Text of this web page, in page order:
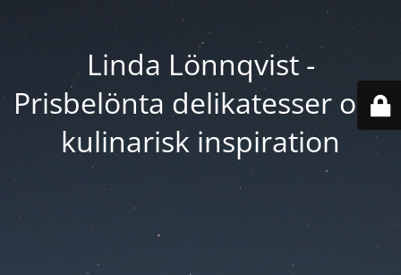
Linda Lönnqvist -
Prisbelönta delikatesser och
kulinarisk inspiration